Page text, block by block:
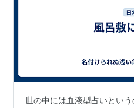
世の中には血液型占いとい